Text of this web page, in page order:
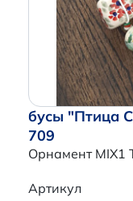
бусы "Птица
709
Орнамент MIX1
Артикул